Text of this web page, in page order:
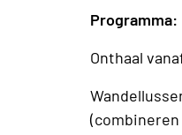
Programma:
Onthaal